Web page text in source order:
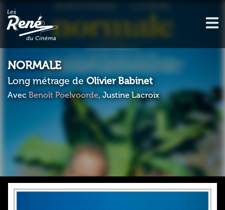
NORMALE
Long métrage de Olivier Babinet
Avec Benoît Poelvoorde, Justine Lacroix